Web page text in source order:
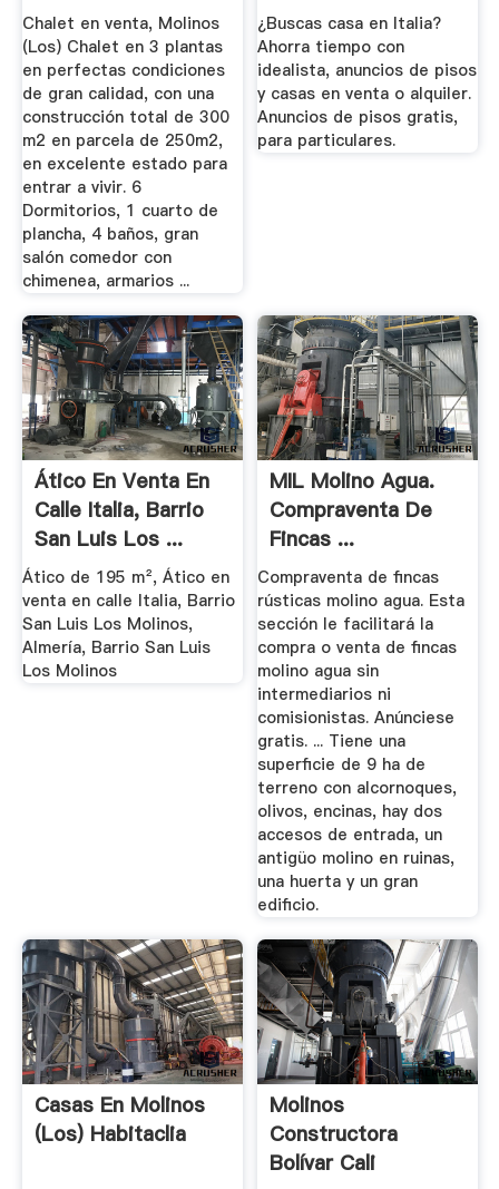
Chalet en venta, Molinos
(Los) Chalet en 3 plantas
en perfectas condiciones
de gran calidad, con una
construcción total de 300
m2 en parcela de 250m2,
en excelente estado para
entrar a vivir. 6
Dormitorios, 1 cuarto de
plancha, 4 baños, gran
salón comedor con
chimenea, armarios ...
¿Buscas casa en Italia?
Ahorra tiempo con
idealista, anuncios de pisos
y casas en venta o alquiler.
Anuncios de pisos gratis,
para particulares.
Ático En Venta En
Calle Italia, Barrio
San Luis Los ...
Ático de 195 m², Ático en
venta en calle Italia, Barrio
San Luis Los Molinos,
Almería, Barrio San Luis
Los Molinos
MIL Molino Agua.
Compraventa De
Fincas ...
Compraventa de fincas
rústicas molino agua. Esta
sección le facilitará la
compra o venta de fincas
molino agua sin
intermediarios ni
comisionistas. Anúnciese
gratis. ... Tiene una
superficie de 9 ha de
terreno con alcornoques,
olivos, encinas, hay dos
accesos de entrada, un
antigüo molino en ruinas,
una huerta y un gran
edificio.
Casas En Molinos
(Los) Habitaclia
Molinos
Constructora
Bolívar Cali